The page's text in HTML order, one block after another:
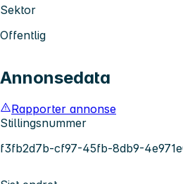
Sektor
Offentlig
Annonsedata
Rapporter annonse
Stillingsnummer
f3fb2d7b-cf97-45fb-8db9-